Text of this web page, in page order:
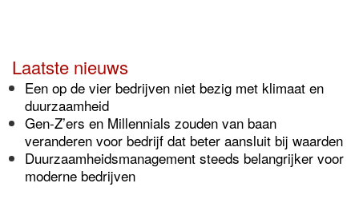
Laatste nieuws
Een op de vier bedrijven niet bezig met klimaat en
duurzaamheid
Gen-Z’ers en Millennials zouden van baan
veranderen voor bedrijf dat beter aansluit bij waarden
Duurzaamheidsmanagement steeds belangrijker voor
moderne bedrijven